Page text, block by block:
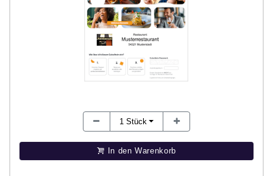
1 Stück
In den Warenkorb